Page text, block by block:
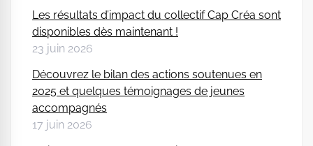
Les résultats d’impact du collectif Cap Créa sont
disponibles dès maintenant !
23 juin 2026
Découvrez le bilan des actions soutenues en
2025 et quelques témoignages de jeunes
accompagnés
17 juin 2026